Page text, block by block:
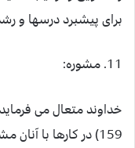
برای پیشبرد درسها و
11. مشوره:
خداوند متعال می
159) در كارها با